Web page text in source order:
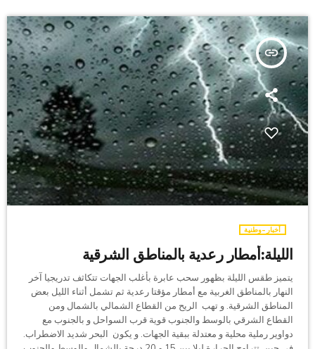
insert_link
أخبار-وطنية
الليلة:أمطار رعدية بالمناطق الشرقية
يتميز طقس الليلة بظهور سحب عابرة بأغلب الجهات تتكاثف تدريجيا آخر
النهار بالمناطق الغربية مع أمطار مؤقتا رعدية ثم تشمل أثناء الليل بعض
المناطق الشرقية. و تهب الريح من القطاع الشمالي بالشمال ومن
القطاع الشرقي بالوسط والجنوب قوية قرب السواحل و بالجنوب مع
دواوير رملية محلية و معتدلة ببقية الجهات. و يكون البحر شديد الاضطراب.